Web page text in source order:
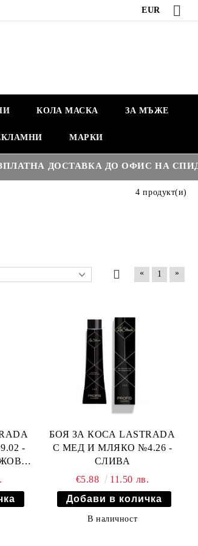
EUR
КОЛА МАСКА ЗА МЪЖЕ
МАРКИ
ДОСТАВКА ДО ОФИС НА СПИДИ
4 продукт(и)
« 1 »
-
БОЯ ЗА КОСА LASTRADA
С МЕД И МЛЯКО №4.26 -
СЛИВА
€5.88
11.50 лв.
В наличност